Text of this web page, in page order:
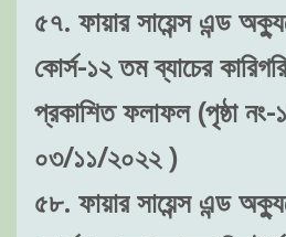
৫৭. ফায়ার সায়েন্স এন্ড
কোর্স-১২ তম ব্যাচের
প্রকাশিত ফলাফল (পৃষ্ঠা
০৩/১১/২০২২ )
৫৮. ফায়ার সায়েন্স এন্ড